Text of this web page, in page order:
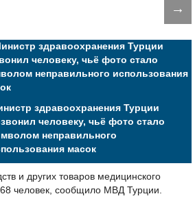
→
здравоохранения Турции
человеку, чьё фото стало
неправильного
масок
и других товаров медицинского
человек, сообщило МВД Турции.